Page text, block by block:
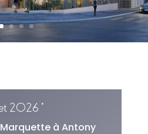
2026 *
à Antony